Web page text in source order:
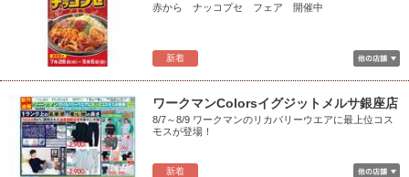
新着
赤から ナッコプセ フェア 開催中
新着
ワークマンColorsイグジットメルサ銀座店
8/7～8/9 ワークマンのリカバリーウエアに最上位コス
モスが登場！